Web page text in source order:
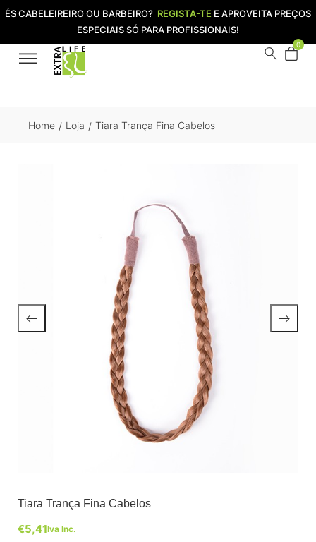
ÉS CABELEIREIRO OU BARBEIRO? REGISTA-TE E APROVEITA PREÇOS
ESPECIAIS SÓ PARA PROFISSIONAIS!
0
Home / Loja / Tiara Trança Fina Cabelos
Tiara Trança Fina Cabelos
€5,41Iva Inc.